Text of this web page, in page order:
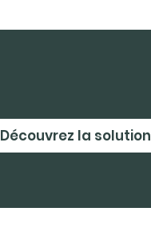
Découvrez la solution